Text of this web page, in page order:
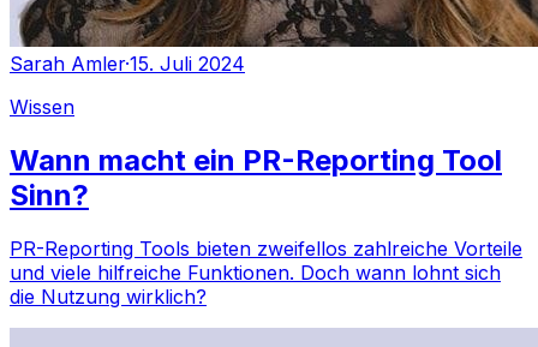
Sarah Amler·15. Juli 2024
Wissen
Wann macht ein PR-Reporting Tool
Sinn?
PR-Reporting Tools bieten zweifellos zahlreiche Vorteile
und viele hilfreiche Funktionen. Doch wann lohnt sich
die Nutzung wirklich?